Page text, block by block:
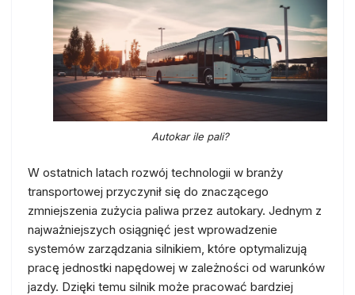
Autokar ile pali?
W ostatnich latach rozwój technologii w branży
transportowej przyczynił się do znaczącego
zmniejszenia zużycia paliwa przez autokary. Jednym z
najważniejszych osiągnięć jest wprowadzenie
systemów zarządzania silnikiem, które optymalizują
pracę jednostki napędowej w zależności od warunków
jazdy. Dzięki temu silnik może pracować bardziej